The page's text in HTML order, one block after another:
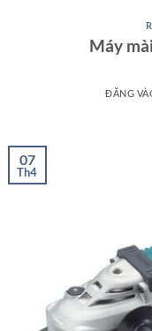
Máy
ĐĂNG
07
Th4